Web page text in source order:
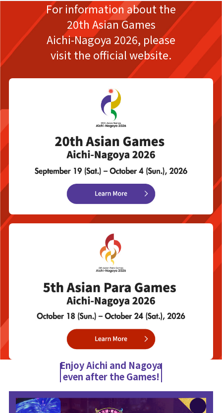
For information about the
20th Asian Games
Aichi-Nagoya 2026, please
visit the official website.
Enjoy Aichi and Nagoya
even after the Games!